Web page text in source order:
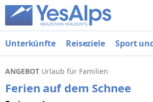
Unterkünfte Reiseziele Sport
ANGEBOT Urlaub für Familien
Ferien auf dem Schnee